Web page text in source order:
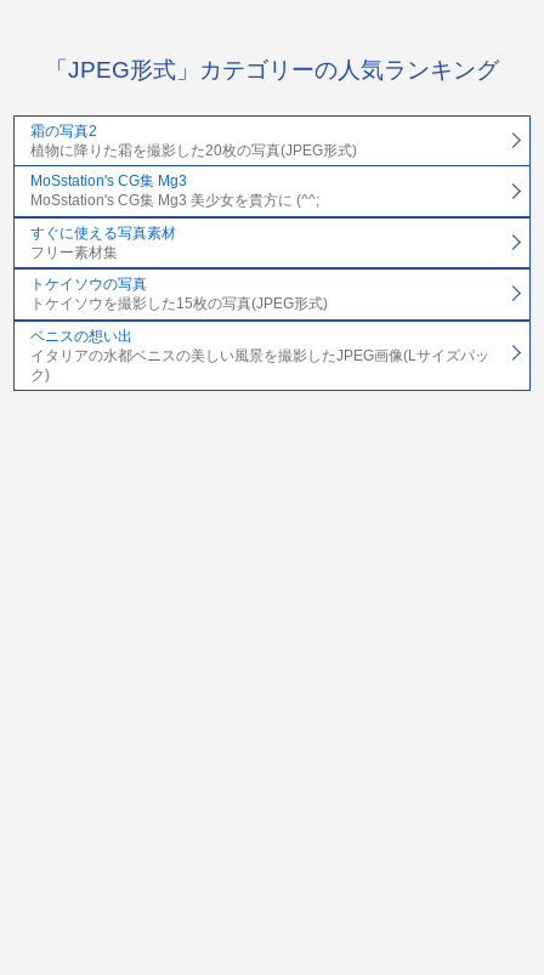
「JPEG形式」カテゴリーの人気ランキング
霜の写真2
植物に降りた霜を撮影した20枚の写真(JPEG形式)
MoSstation's CG集 Mg3
MoSstation's CG集 Mg3 美少女を貴方に (^^;
すぐに使える写真素材
フリー素材集
トケイソウの写真
トケイソウを撮影した15枚の写真(JPEG形式)
ベニスの想い出
イタリアの水都ベニスの美しい風景を撮影したJPEG画像(Lサイズパッ
ク)